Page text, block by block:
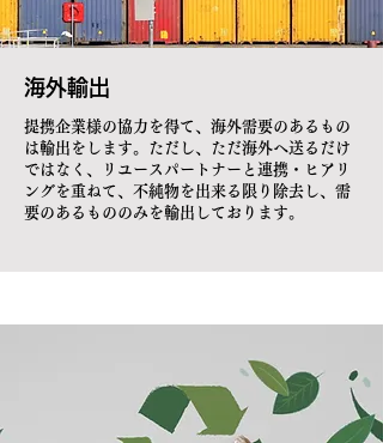
​海外輸出
提携企業様の協力を得て、海外需要のあるもの
は輸出をします。ただし、ただ海外へ送るだけ
ではなく、リユースパートナーと連携・ヒアリ
ングを重ねて、不純物を出来る限り除去し、需
要のあるもののみを輸出しております。